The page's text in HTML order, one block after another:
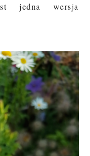
jedna wersja